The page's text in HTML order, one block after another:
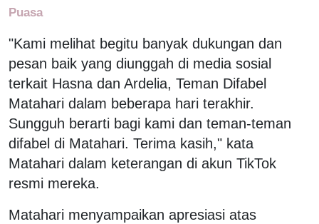
Puasa
"Kami melihat begitu banyak dukungan dan
pesan baik yang diunggah di media sosial
terkait Hasna dan Ardelia, Teman Difabel
Matahari dalam beberapa hari terakhir.
Sungguh berarti bagi kami dan teman-teman
difabel di Matahari. Terima kasih," kata
Matahari dalam keterangan di akun TikTok
resmi mereka.
Matahari menyampaikan apresiasi atas